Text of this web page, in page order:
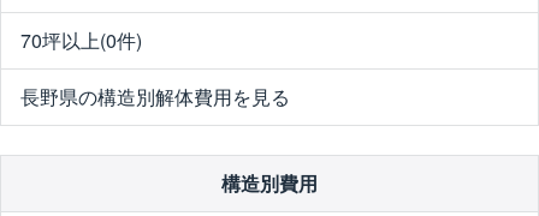
70坪以上(0件)
長野県の構造別解体費用を見る
構造別費用